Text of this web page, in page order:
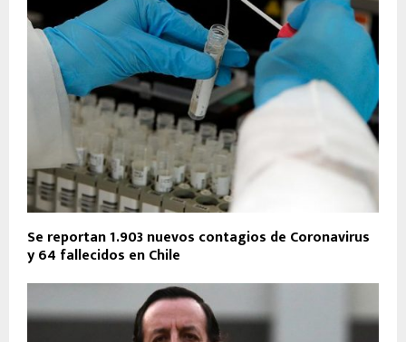
Se reportan 1.903 nuevos contagios de Coronavirus
y 64 fallecidos en Chile